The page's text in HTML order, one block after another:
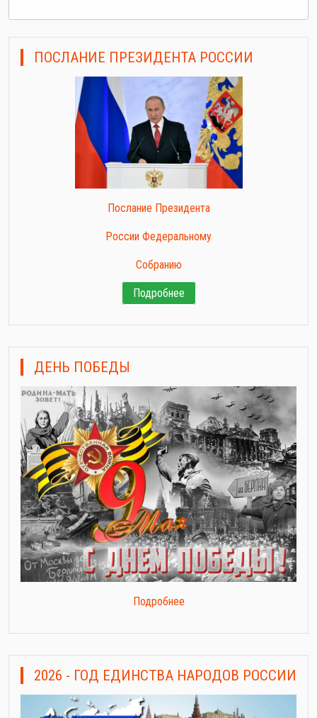
ПОСЛАНИЕ ПРЕЗИДЕНТА РОССИИ
Послание Президента
России Федеральному
Собранию
Подробнее
ДЕНЬ ПОБЕДЫ
Подробнее
2026 - ГОД ЕДИНСТВА НАРОДОВ РОССИИ